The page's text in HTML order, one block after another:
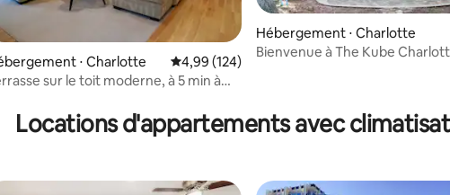
sur la base de 118 commentaires : 4,98 sur 5
⋅ Charlotte Évaluation moyenne sur la base de 124
4,99 (124)
sur le toit moderne, à 5 min à
Hébergement ⋅ Charlotte
Bienvenue à The Kube
Locations d'appartements avec